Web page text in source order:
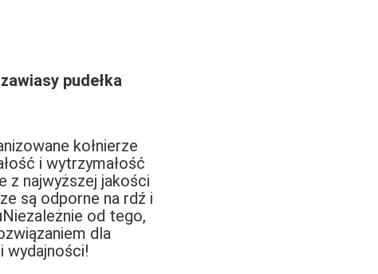
pudełka
kołnierze
i wytrzymałość
z najwyższej jakości
są odporne na rdź i
od tego,
dla
wydajności!